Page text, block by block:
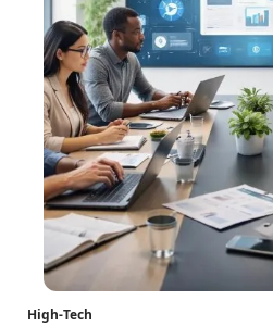
High-Tech